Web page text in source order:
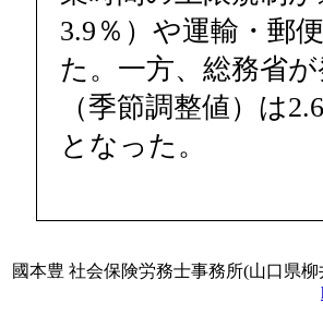
3.9％）や運輸・郵
た。一方、総務省
（季節調整値）は
となった。
國本豊 社会保険労務士事務所(山口県